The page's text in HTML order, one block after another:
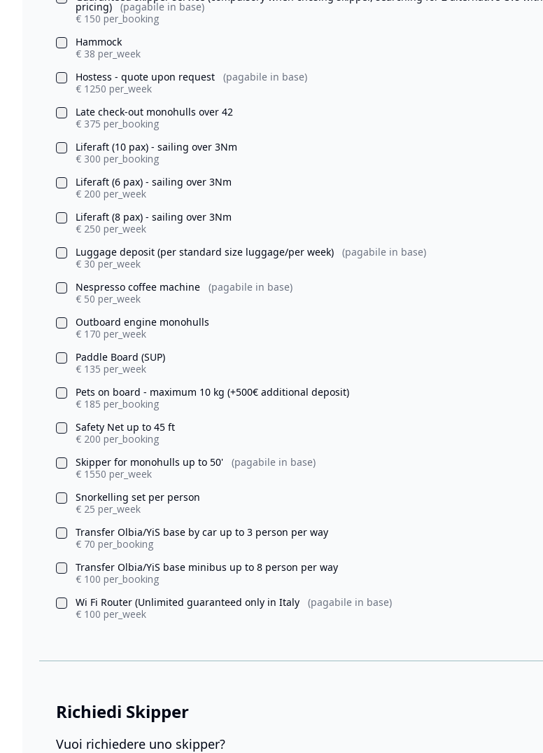
pricing)
(pagabile in base)
€ 150 per_booking
Hammock
€ 38 per_week
Hostess - quote upon request
(pagabile in base)
€ 1250 per_week
Late check-out monohulls over 42
€ 375 per_booking
Liferaft (10 pax) - sailing over 3Nm
€ 300 per_booking
Liferaft (6 pax) - sailing over 3Nm
€ 200 per_week
Liferaft (8 pax) - sailing over 3Nm
€ 250 per_week
Luggage deposit (per standard size luggage/per week)
(pagabile in base)
€ 30 per_week
Nespresso coffee machine
(pagabile in base)
€ 50 per_week
Outboard engine monohulls
€ 170 per_week
Paddle Board (SUP)
€ 135 per_week
Pets on board - maximum 10 kg (+500€ additional deposit)
€ 185 per_booking
Safety Net up to 45 ft
€ 200 per_booking
Skipper for monohulls up to 50'
(pagabile in base)
€ 1550 per_week
Snorkelling set per person
€ 25 per_week
Transfer Olbia/YiS base by car up to 3 person per way
€ 70 per_booking
Transfer Olbia/YiS base minibus up to 8 person per way
€ 100 per_booking
Wi Fi Router (Unlimited guaranteed only in Italy
(pagabile in base)
€ 100 per_week
Richiedi Skipper
Vuoi richiedere uno skipper?